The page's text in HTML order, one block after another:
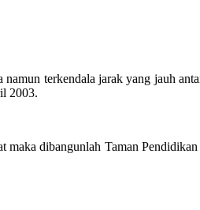
terkendala jarak yang jauh
2003.
maka dibangunlah Taman